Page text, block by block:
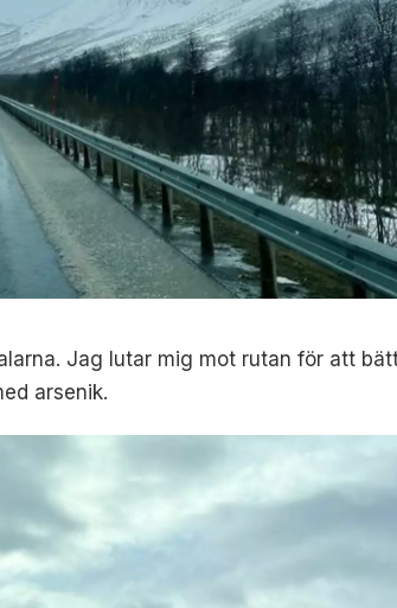
Jag lutar mig mot rutan för att
arsenik.